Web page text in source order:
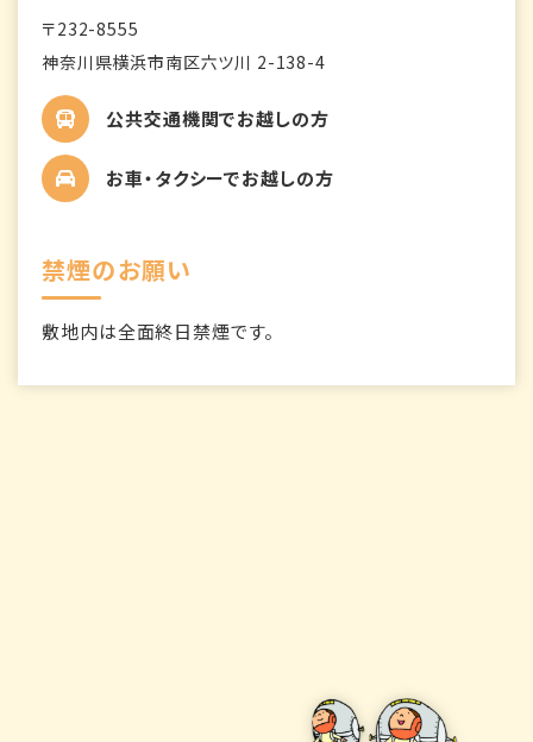
〒232-8555
神奈川県横浜市南区六ツ川 2-138-4
公共交通機関でお越しの方
お車・タクシーでお越しの方
禁煙のお願い
敷地内は全面終日禁煙です。